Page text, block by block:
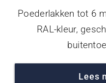
Poederlakken tot 6
RAL-kleur,
Lees